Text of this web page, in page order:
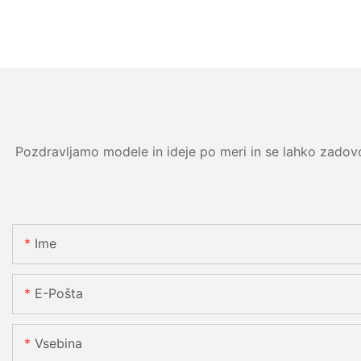
Pozdravljamo modele in ideje po meri in se lahko
Ime
E-Pošta
Vsebina